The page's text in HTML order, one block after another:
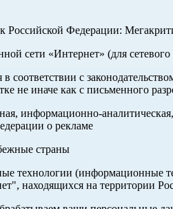
Российской Федерации:
сети «Интернет» (для сетевого
соответствии с
не иначе как с письменного
информационно-аналитическая,
о рекламе
страны
технологии (информационные
находящихся на территории